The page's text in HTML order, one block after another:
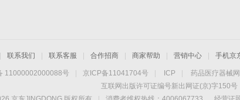
联系我们 联系客服 合作招商 商家帮助 营销中心 手机京
11000002000088号 京ICP备11041704号 ICP 药品医疗器械
互联网出版许可证编号新出网证(京)字150号